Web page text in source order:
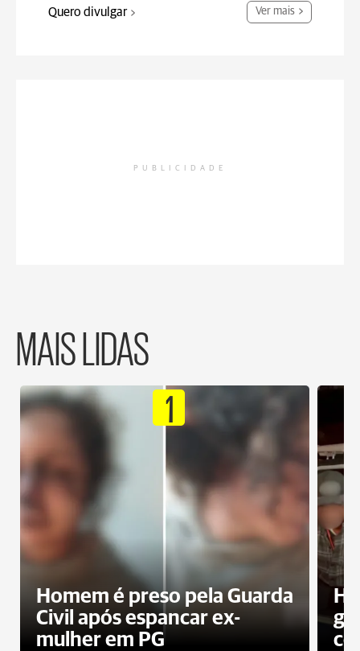
Quero divulgar Ver mais
PUBLICIDADE
MAIS LIDAS
1
Homem é preso pela Guarda
Civil após espancar ex-
mulher em PG